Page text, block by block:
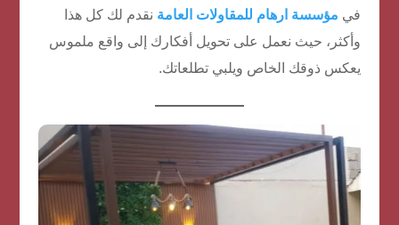
في مؤسسة ارهام للمقاولات العامة نقدم لك كل هذا
وأكثر، حيث نعمل على تحويل أفكارك إلى واقع ملموس
يعكس ذوقك الخاص ويلبي تطلعاتك.